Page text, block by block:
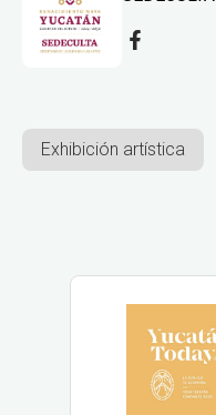
Exhibición artística